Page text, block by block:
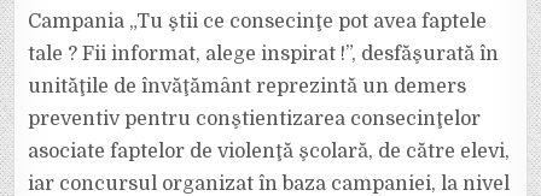
CADRUL
CAMPANIEI
„TU
ȘTII
CONSECINȚE
AVEA
TALE?”
Campania „Tu ştii ce consecinţe pot avea faptele
tale ? Fii informat, alege inspirat !”, desfăşurată în
unităţile de învăţământ reprezintă un demers
preventiv pentru conştientizarea consecinţelor
asociate faptelor de violenţă şcolară, de către elevi,
iar concursul organizat în baza campaniei, la nivel